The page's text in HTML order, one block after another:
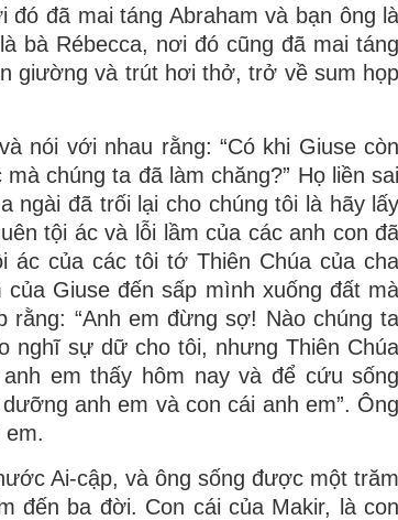
đã mai táng Abraham và bạn ông là
bà Rébecca, nơi đó cũng đã mai táng
giường và trút hơi thở, trở về sum họp
nói với nhau rằng: “Có khi Giuse còn
chúng ta đã làm chăng?” Họ liền sai
ngài đã trối lại cho chúng tôi là hãy lấy
tội ác và lỗi lầm của các anh con đã
ác của các tôi tớ Thiên Chúa của cha
Giuse đến sấp mình xuống đất mà
rằng: “Anh em đừng sợ! Nào chúng ta
nghĩ sự dữ cho tôi, nhưng Thiên Chúa
em thấy hôm nay và để cứu sống
anh em và con cái anh em”. Ông
em.
Ai-cập, và ông sống được một trăm
đến ba đời. Con cái của Makir, là con